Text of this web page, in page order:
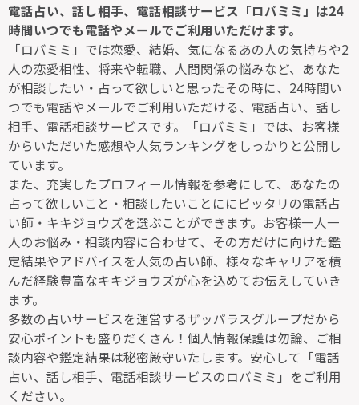
電話占い、話し相手、電話相談サービス「ロバミミ」は24
時間いつでも電話やメールでご利用いただけます。
「ロバミミ」では恋愛、結婚、気になるあの人の気持ちや2
人の恋愛相性、将来や転職、人間関係の悩みなど、あなた
が相談したい・占って欲しいと思ったその時に、24時間い
つでも電話やメールでご利用いただける、電話占い、話し
相手、電話相談サービスです。「ロバミミ」では、お客様
からいただいた感想や人気ランキングをしっかりと公開し
ています。
また、充実したプロフィール情報を参考にして、あなたの
占って欲しいこと・相談したいことににピッタリの電話占
い師・キキジョウズを選ぶことができます。お客様一人一
人のお悩み・相談内容に合わせて、その方だけに向けた鑑
定結果やアドバイスを人気の占い師、様々なキャリアを積
んだ経験豊富なキキジョウズが心を込めてお伝えしていき
ます。
多数の占いサービスを運営するザッパラスグループだから
安心ポイントも盛りだくさん！個人情報保護は勿論、ご相
談内容や鑑定結果は秘密厳守いたします。安心して「電話
占い、話し相手、電話相談サービスのロバミミ」をご利用
ください。